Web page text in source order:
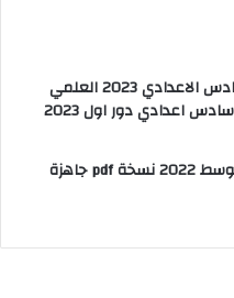
” التربية العراقية ” تلعن رابط نتائج السادس الاعدادي 2023 العلمي
كتاب الرياضيات جزء ثاني صف الاول متوسط 2022 نسخة pdf جاهزة